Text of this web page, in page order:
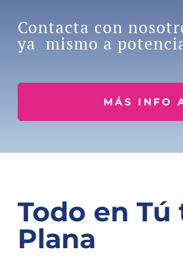
Contacta con
ya mismo a
MÁS INFO
Todo en Tú
Plana